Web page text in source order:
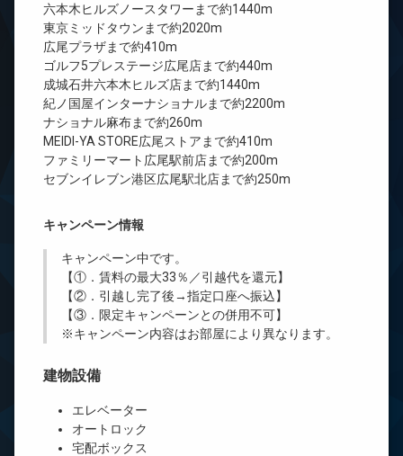
六本木ヒルズノースタワーまで約1440m
東京ミッドタウンまで約2020m
広尾プラザまで約410m
ゴルフ5プレステージ広尾店まで約440m
成城石井六本木ヒルズ店まで約1440m
紀ノ国屋インターナショナルまで約2200m
ナショナル麻布まで約260m
MEIDI-YA STORE広尾ストアまで約410m
ファミリーマート広尾駅前店まで約200m
セブンイレブン港区広尾駅北店まで約250m
キャンペーン情報
キャンペーン中です。
【①．賃料の最大33％／引越代を還元】
【②．引越し完了後→指定口座へ振込】
【③．限定キャンペーンとの併用不可】
※キャンペーン内容はお部屋により異なります。
建物設備
エレベーター
オートロック
宅配ボックス